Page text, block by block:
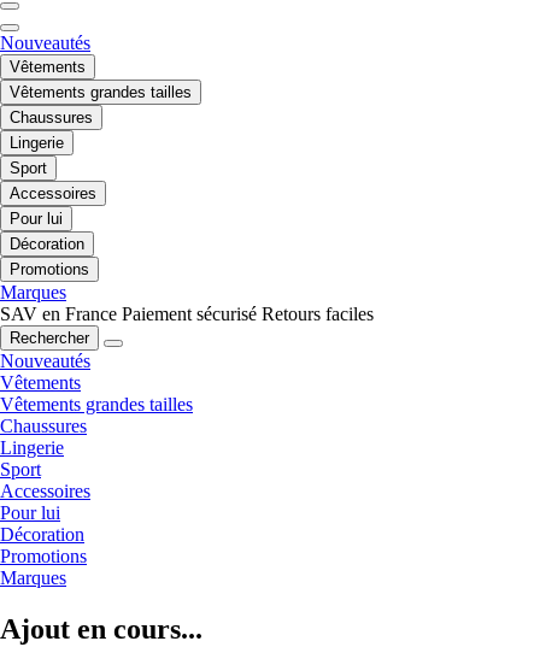
Nouveautés
Vêtements
Vêtements grandes tailles
Chaussures
Lingerie
Sport
Accessoires
Pour lui
Décoration
Promotions
Marques
SAV en France Paiement sécurisé Retours faciles
Rechercher
Nouveautés
Vêtements
Vêtements grandes tailles
Chaussures
Lingerie
Sport
Accessoires
Pour lui
Décoration
Promotions
Marques
Ajout en cours...